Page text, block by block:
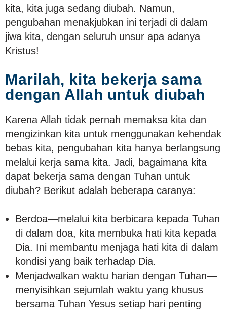
kita, kita juga sedang diubah. Namun,
pengubahan menakjubkan ini terjadi di dalam
jiwa kita, dengan seluruh unsur apa adanya
Kristus!
Marilah, kita bekerja sama
dengan Allah untuk diubah
Karena Allah tidak pernah memaksa kita dan
mengizinkan kita untuk menggunakan kehendak
bebas kita, pengubahan kita hanya berlangsung
melalui kerja sama kita. Jadi, bagaimana kita
dapat bekerja sama dengan Tuhan untuk
diubah? Berikut adalah beberapa caranya:
Berdoa—melalui kita berbicara kepada Tuhan
di dalam doa, kita membuka hati kita kepada
Dia. Ini membantu menjaga hati kita di dalam
kondisi yang baik terhadap Dia.
Menjadwalkan waktu harian dengan Tuhan—
menyisihkan sejumlah waktu yang khusus
bersama Tuhan Yesus setiap hari penting